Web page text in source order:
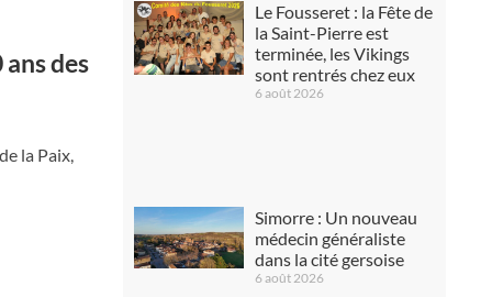
des
la Paix,
Le Fousseret : la Fête de
la Saint-Pierre est
terminée, les Vikings
sont rentrés chez eux
6 août 2026
Simorre : Un nouveau
médecin généraliste
dans la cité gersoise
6 août 2026